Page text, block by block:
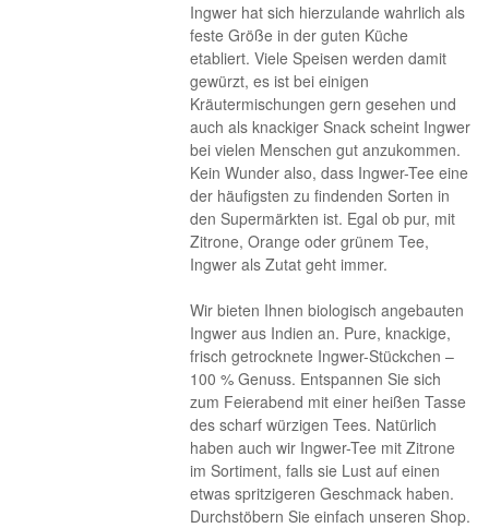
Ingwer hat sich hierzulande wahrlich als
feste Größe in der guten Küche
etabliert. Viele Speisen werden damit
gewürzt, es ist bei einigen
Kräutermischungen gern gesehen und
auch als knackiger Snack scheint Ingwer
bei vielen Menschen gut anzukommen.
Kein Wunder also, dass Ingwer-Tee eine
der häufigsten zu findenden Sorten in
den Supermärkten ist. Egal ob pur, mit
Zitrone, Orange oder grünem Tee,
Ingwer als Zutat geht immer.
Wir bieten Ihnen biologisch angebauten
Ingwer aus Indien an. Pure, knackige,
frisch getrocknete Ingwer-Stückchen –
100 % Genuss. Entspannen Sie sich
zum Feierabend mit einer heißen Tasse
des scharf würzigen Tees. Natürlich
haben auch wir Ingwer-Tee mit Zitrone
im Sortiment, falls sie Lust auf einen
etwas spritzigeren Geschmack haben.
Durchstöbern Sie einfach unseren Shop.